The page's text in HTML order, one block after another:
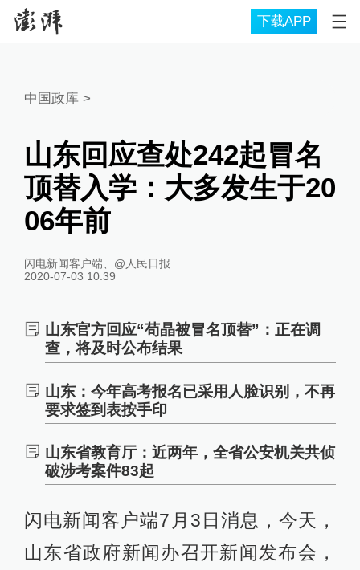
下载APP
中国政库 >
山东回应查处242起冒名
顶替入学：大多发生于20
06年前
闪电新闻客户端、@人民日报
2020-07-03 10:39
山东官方回应“苟晶被冒名顶替”：正在调
查，将及时公布结果
山东：今年高考报名已采用人脸识别，不再
要求签到表按手印
山东省教育厅：近两年，全省公安机关共侦
破涉考案件83起
闪电新闻客户端7月3日消息，今天，
山东省政府新闻办召开新闻发布会，